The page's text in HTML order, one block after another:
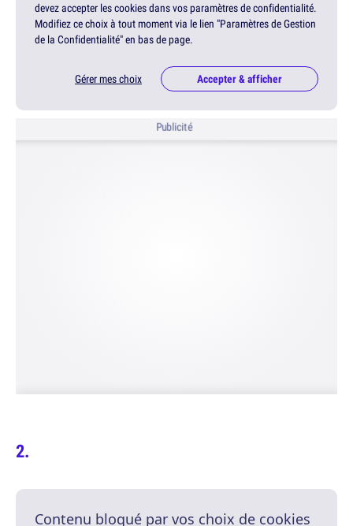
devez accepter les cookies dans vos paramètres de confidentialité.
Modifiez ce choix à tout moment via le lien "Paramètres de Gestion
de la Confidentialité" en bas de page.
Gérer mes choix Accepter & afficher
Publicité
Contenu bloqué par vos choix de cookies